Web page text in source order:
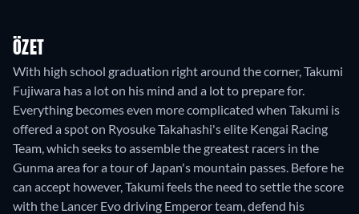
ÖZET
With high school graduation right around the corner, Takumi
Fujiwara has a lot on his mind and a lot to prepare for.
Everything becomes even more complicated when Takumi is
offered a spot on Ryosuke Takahashi's elite Kengai Racing
Team, which seeks to assemble the greatest racers in the
Gunma area for a tour of Japan's mountain passes. Before he
can accept however, Takumi feels the need to settle the score
with the Lancer Evo driving Emperor team, defend his